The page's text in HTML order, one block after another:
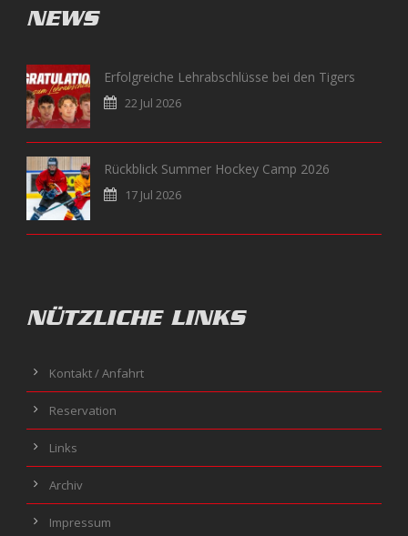
NEWS
Erfolgreiche Lehrabschlüsse bei den Tigers
22 Jul 2026
Rückblick Summer Hockey Camp 2026
17 Jul 2026
NÜTZLICHE LINKS
Kontakt / Anfahrt
Reservation
Links
Archiv
Impressum